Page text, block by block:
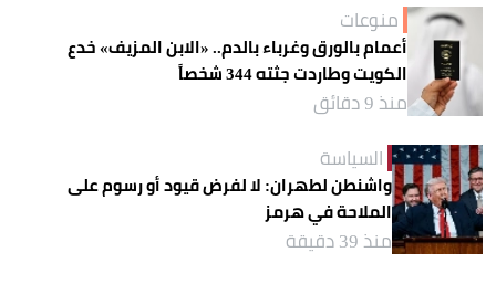
منوعات
أعمام بالورق وغرباء بالدم.. «الابن المزيف» خدع
الكويت وطاردت جثته 344 شخصاً
منذ 9 دقائق
السياسة
واشنطن لطهران: لا لفرض قيود أو رسوم على
الملاحة في هرمز
منذ 39 دقيقة